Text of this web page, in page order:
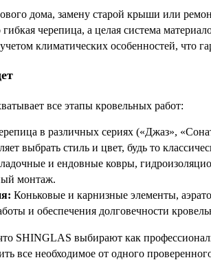
дома, замену старой крыши или
черепица, а целая система
климатических особенностей, что
все этапы кровельных работ:
в различных сериях («Джаз»,
выбрать стиль и цвет, будь то
и ендовные ковры,
монтаж.
Коньковые и карнизные элементы,
и обеспечения долговечности
SHINGLAS выбирают как
все необходимое от одного